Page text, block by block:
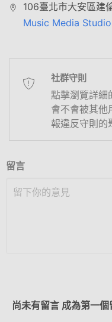
106臺北市大安區建
Music Media
社群守則
點擊瀏覽詳細
會不會被其他
報違反守則的
留言
尚未有留言 成為第一個